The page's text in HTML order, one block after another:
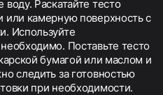
Раскатайте тесто
или камерную поверхность с
Используйте
Поставьте тесто
бумагой или маслом и
следить за готовностью
при необходимости.